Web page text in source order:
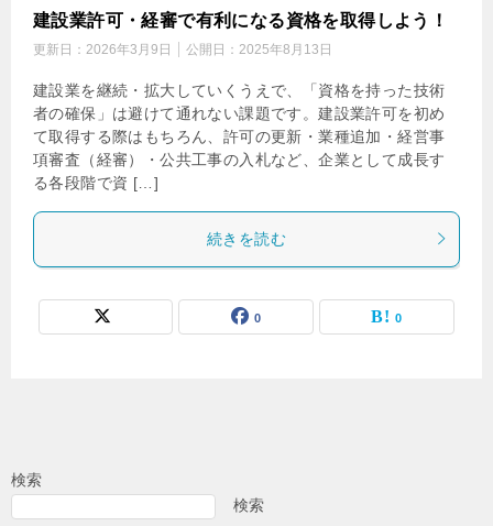
建設業許可・経審で有利になる資格を取得しよう！
更新日： 2026年3月9日 公開日： 2025年8月13日
建設業を継続・拡大していくうえで、「資格を持った技術
者の確保」は避けて通れない課題です。建設業許可を初め
て取得する際はもちろん、許可の更新・業種追加・経営事
項審査（経審）・公共工事の入札など、企業として成長す
る各段階で資 […]
続きを読む
0 0
検索
検索